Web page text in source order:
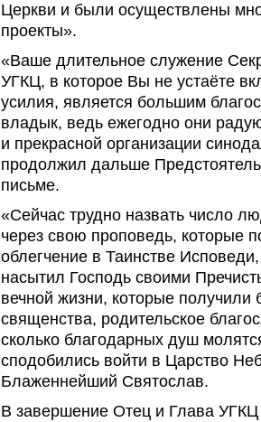
Церкви и были осуществлены
проекты».
«Ваше длительное служение
УГКЦ, в которое Вы не устаёте
усилия, является большим
владык, ведь ежегодно они
и прекрасной организации
продолжил дальше
письме.
«Сейчас трудно назвать число
через свою проповедь, которые
облегчение в Таинстве
насытил Господь своими
вечной жизни, которые получили
священства, родительское
сколько благодарных душ
сподобились войти в Царство
Блаженнейший Святослав.
В завершение Отец и Глава